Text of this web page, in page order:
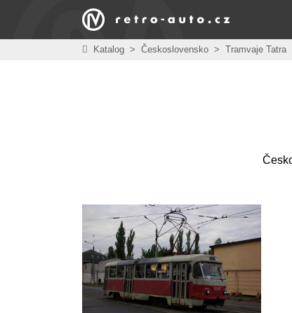
Katalog > Československo > Tramvaje Tatra